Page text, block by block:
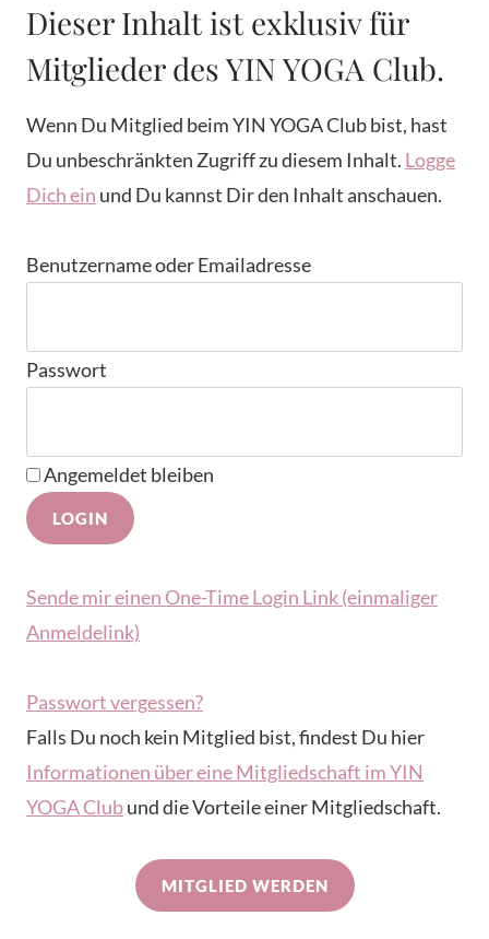
Dieser Inhalt ist exklusiv für
Mitglieder des YIN YOGA Club.
Wenn Du Mitglied beim YIN YOGA Club bist, hast
Du unbeschränkten Zugriff zu diesem Inhalt. Logge
Dich ein und Du kannst Dir den Inhalt anschauen.
Benutzername oder Emailadresse
Passwort
Angemeldet bleiben
Sende mir einen One-Time Login Link (einmaliger
Anmeldelink)
Passwort vergessen?
Falls Du noch kein Mitglied bist, findest Du hier
Informationen über eine Mitgliedschaft im YIN
YOGA Clubund die Vorteile einer Mitgliedschaft.
MITGLIED WERDEN